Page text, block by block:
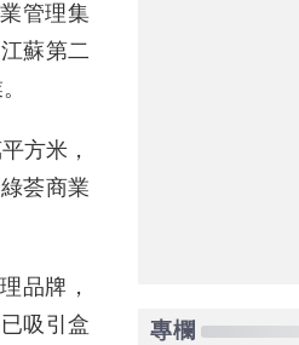
管理集
蘇第二
方米，
荟商業
品牌，
吸引盒
專欄